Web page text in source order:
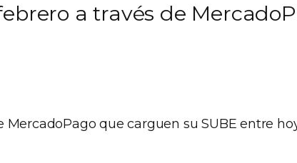
a través de
MercadoPago que carguen su SUBE entre